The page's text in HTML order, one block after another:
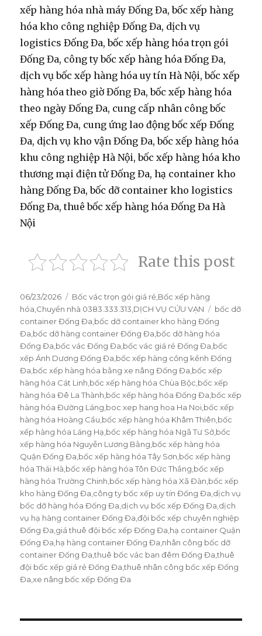
xếp hàng hóa nhà máy Đống Đa, bốc xếp hàng
hóa kho công nghiệp Đống Đa, dịch vụ
logistics Đống Đa, bốc xếp hàng hóa trọn gói
Đống Đa, công ty bốc xếp hàng hóa Đống Đa,
dịch vụ bốc xếp hàng hóa uy tín Hà Nội, bốc xếp
hàng hóa theo giờ Đống Đa, bốc xếp hàng hóa
theo ngày Đống Đa, cung cấp nhân công bốc
xếp Đống Đa, cung ứng lao động bốc xếp Đống
Đa, dịch vụ kho vận Đống Đa, bốc xếp hàng hóa
khu công nghiệp Hà Nội, bốc xếp hàng hóa kho
thương mại điện tử Đống Đa, hạ container kho
hàng Đống Đa, bốc dỡ container kho logistics
Đống Đa, thuê bốc xếp hàng hóa Đống Đa Hà
Nội
Rate this post
Đăng
vào
ngày
06/23/2026
Danh
mục
Bốc vác trọn gói giá rẻ Bốc xếp hàng
hóa Chuyển nhà 0383.333.313 DỊCH VỤ CỬU VẠN Thẻ
bốc dỡ
container Đống Đa bốc dỡ container kho hàng Đống
Đa bốc dỡ hàng container Đống Đa bốc dỡ hàng hóa
Đống Đa bốc vác Đống Đa bốc vác giá rẻ Đống Đa bốc
xếp Ánh Dương Đống Đa bốc xếp hàng cồng kềnh Đống
Đa bốc xếp hàng hóa bằng xe nâng Đống Đa bốc xếp
hàng hóa Cát Linh bốc xếp hàng hóa Chùa Bộc bốc xếp
hàng hóa Đê La Thành bốc xếp hàng hóa Đống Đa bốc xếp
hàng hóa Đường Láng boc xep hang hoa Ha Noi bốc xếp
hàng hóa Hoàng Cầu bốc xếp hàng hóa Khâm Thiên bốc
xếp hàng hóa Láng Hạ bốc xếp hàng hóa Ngã Tư Sở bốc
xếp hàng hóa Nguyễn Lương Bằng bốc xếp hàng hóa
Quận Đống Đa bốc xếp hàng hóa Tây Sơn bốc xếp hàng
hóa Thái Hà bốc xếp hàng hóa Tôn Đức Thắng bốc xếp
hàng hóa Trường Chinh bốc xếp hàng hóa Xã Đàn bốc xếp
kho hàng Đống Đa công ty bốc xếp uy tín Đống Đa dịch vụ
bốc dỡ hàng hóa Đống Đa dịch vụ bốc xếp Đống Đa dịch
vụ hạ hàng container Đống Đa ,đội bốc xếp chuyên nghiệp
Đống Đa giá thuê đội bốc xếp Đống Đa hạ container Quận
Đống Đa hạ hàng container Đống Đa nhân công bốc dỡ
container Đống Đa ,thuê bốc vác ban đêm Đống Đa ,thuê
đội bốc xếp giá rẻ Đống Đa ,thuê nhân công bốc xếp Đống
Đa ,xe nâng bốc xếp Đống Đa